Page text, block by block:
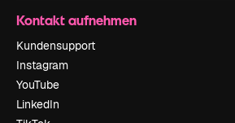
Kontakt aufnehmen
Kundensupport
Instagram
YouTube
LinkedIn